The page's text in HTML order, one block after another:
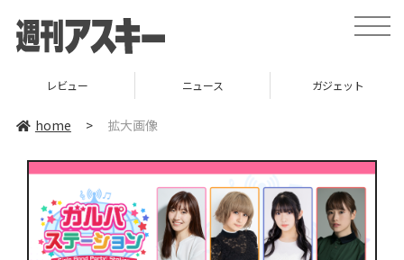
toggle
レビュー ニュース ガジェット
home > 拡大画像